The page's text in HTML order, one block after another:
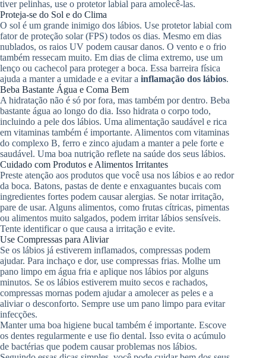
tiver pelinhas, use o protetor labial para amolecê-las.
Proteja-se do Sol e do Clima
O sol é um grande inimigo dos lábios. Use protetor labial com
fator de proteção solar (FPS) todos os dias. Mesmo em dias
nublados, os raios UV podem causar danos. O vento e o frio
também ressecam muito. Em dias de clima extremo, use um
lenço ou cachecol para proteger a boca. Essa barreira física
ajuda a manter a umidade e a evitar a inflamação dos lábios.
Beba Bastante Água e Coma Bem
A hidratação não é só por fora, mas também por dentro. Beba
bastante água ao longo do dia. Isso hidrata o corpo todo,
incluindo a pele dos lábios. Uma alimentação saudável e rica
em vitaminas também é importante. Alimentos com vitaminas
do complexo B, ferro e zinco ajudam a manter a pele forte e
saudável. Uma boa nutrição reflete na saúde dos seus lábios.
Cuidado com Produtos e Alimentos Irritantes
Preste atenção aos produtos que você usa nos lábios e ao redor
da boca. Batons, pastas de dente e enxaguantes bucais com
ingredientes fortes podem causar alergias. Se notar irritação,
pare de usar. Alguns alimentos, como frutas cítricas, pimentas
ou alimentos muito salgados, podem irritar lábios sensíveis.
Tente identificar o que causa a irritação e evite.
Use Compressas para Aliviar
Se os lábios já estiverem inflamados, compressas podem
ajudar. Para inchaço e dor, use compressas frias. Molhe um
pano limpo em água fria e aplique nos lábios por alguns
minutos. Se os lábios estiverem muito secos e rachados,
compressas mornas podem ajudar a amolecer as peles e a
aliviar o desconforto. Sempre use um pano limpo para evitar
infecções.
Manter uma boa higiene bucal também é importante. Escove
os dentes regularmente e use fio dental. Isso evita o acúmulo
de bactérias que podem causar problemas nos lábios.